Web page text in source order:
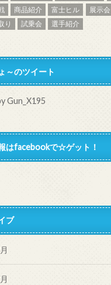
商品紹介 富士ヒル 展示会
り
試乗会 選手紹介
～のツイート
Gun_X195
はfacebookで☆ゲット！
ブ